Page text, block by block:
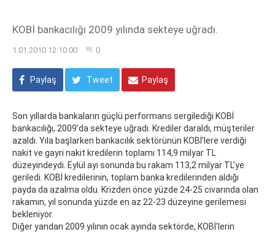
KOBİ bankacılığı 2009 yılında sekteye uğradı.
1.01.2010 12:10:00 0
Paylaş Tweet Paylaş
Son yıllarda bankaların güçlü performans sergilediği KOBİ
bankacılığı, 2009’da sekteye uğradı. Krediler daraldı, müşteriler
azaldı. Yıla başlarken bankacılık sektörünün KOBİ’lere verdiği
nakit ve gayri nakit kredilerin toplamı 114,9 milyar TL
düzeyindeydi. Eylül ayı sonunda bu rakam 113,2 milyar TL’ye
geriledi. KOBİ kredilerinin, toplam banka kredilerinden aldığı
payda da azalma oldu. Krizden önce yüzde 24-25 civarında olan
rakamın, yıl sonunda yüzde en az 22-23 düzeyine gerilemesi
bekleniyor.
Diğer yandan 2009 yılının ocak ayında sektörde, KOBİ’lerin